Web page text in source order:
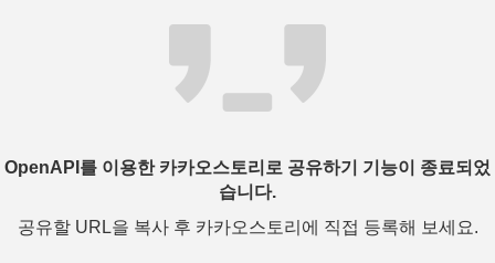
OpenAPI를 이용한 카카오스토리로 공유하기 기능이 종료되었
습니다.
공유할 URL을 복사 후 카카오스토리에 직접 등록해 보세요.